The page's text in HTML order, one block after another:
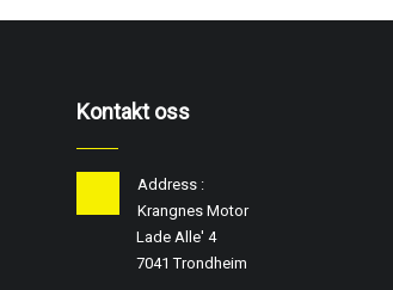
Kontakt oss
Address :
Krangnes Motor
Lade Alle' 4
7041 Trondheim